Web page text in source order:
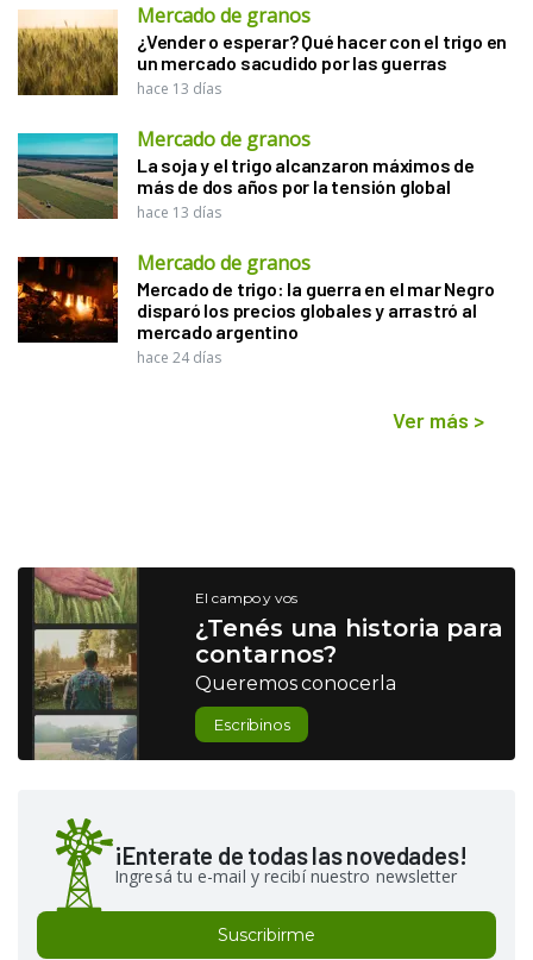
Mercado de granos
¿Vender o esperar? Qué hacer con el trigo en
un mercado sacudido por las guerras
hace 13 días
Mercado de granos
La soja y el trigo alcanzaron máximos de
más de dos años por la tensión global
hace 13 días
Mercado de granos
Mercado de trigo: la guerra en el mar Negro
disparó los precios globales y arrastró al
mercado argentino
hace 24 días
Ver más >
El campo y vos
¿Tenés una historia para
contarnos?
Queremos conocerla
Escribinos
¡Enterate de todas las novedades!
Ingresá tu e-mail y recibí nuestro newsletter
Suscribirme